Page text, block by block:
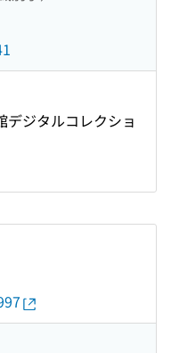
デジタルコレクショ